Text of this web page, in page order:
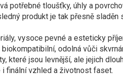
potřebné tloušťky, úhly a
produkt je tak přesně sladěn
, vysoce pevné a esteticky
biokompatibilní, odolná vůči
které jsou levnější, ale jejich
i finální vzhled a životnost faset.